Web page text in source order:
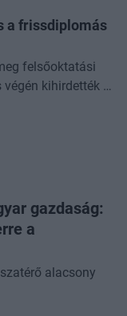
a frissdiplomás
felsőoktatási
kihirdették a
gazdaság:
a
alacsony